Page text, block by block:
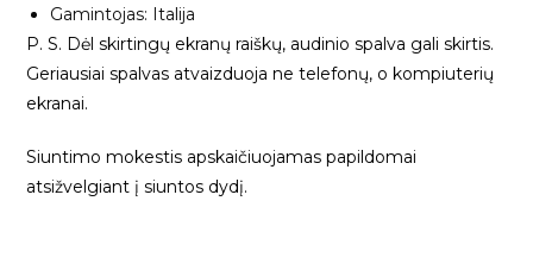
Gamintojas: Italija
P. S. Dėl skirtingų ekranų raiškų, audinio spalva gali skirtis.
Geriausiai spalvas atvaizduoja ne telefonų, o kompiuterių
ekranai.
Siuntimo mokestis apskaičiuojamas papildomai
atsižvelgiant į siuntos dydį.